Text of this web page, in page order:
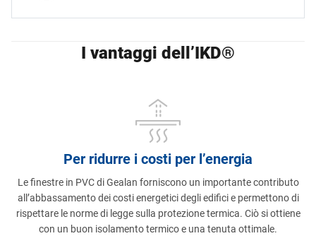
I vantaggi dell’IKD®
Per ridurre i costi per l’energia
Le finestre in PVC di Gealan forniscono un importante contributo
all’abbassamento dei costi energetici degli edifici e permettono di
rispettare le norme di legge sulla protezione termica. Ciò si ottiene
con un buon isolamento termico e una tenuta ottimale.